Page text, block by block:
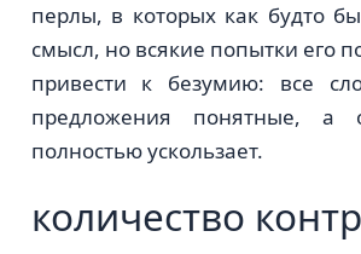
перлы, в которых как будто
смысл, но всякие попытки его
привести к безумию: все
предложения понятные, а
полностью ускользает.
количество